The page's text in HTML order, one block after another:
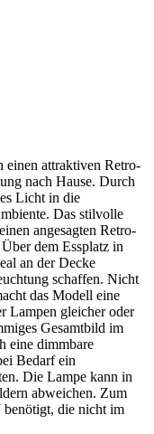
einen attraktiven Retro-
nach Hause. Durch
Licht in die
Das stilvolle
angesagten Retro-
dem Essplatz in
an der Decke
schaffen. Nicht
das Modell eine
Lampen gleicher oder
Gesamtbild im
eine dimmbare
Bedarf ein
Die Lampe kann in
abweichen. Zum
die nicht im